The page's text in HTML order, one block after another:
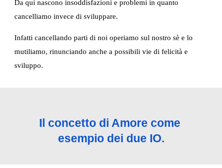
Da qui nascono insoddisfazioni e problemi in quanto
cancelliamo invece di sviluppare.
Infatti cancellando parti di noi operiamo sul nostro sè e lo
mutiliamo, rinunciando anche a possibili vie di felicità e
sviluppo.
Il concetto di Amore come
esempio dei due IO.